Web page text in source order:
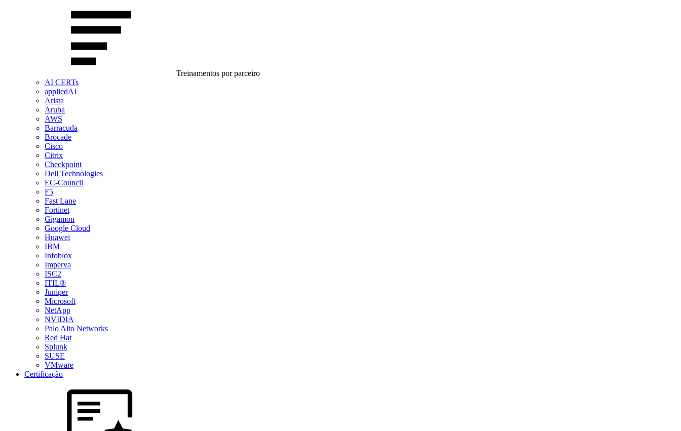
Treinamentos por parceiro
AI CERTs
appliedAI
Arista
Aruba
AWS
Barracuda
Brocade
Cisco
Citrix
Checkpoint
Dell Technologies
EC-Council
F5
Fast Lane
Fortinet
Gigamon
Google Cloud
Huawei
IBM
Infoblox
Imperva
ISC2
ITIL®
Juniper
Microsoft
NetApp
NVIDIA
Palo Alto Networks
Red Hat
Splunk
SUSE
VMware
Certificação